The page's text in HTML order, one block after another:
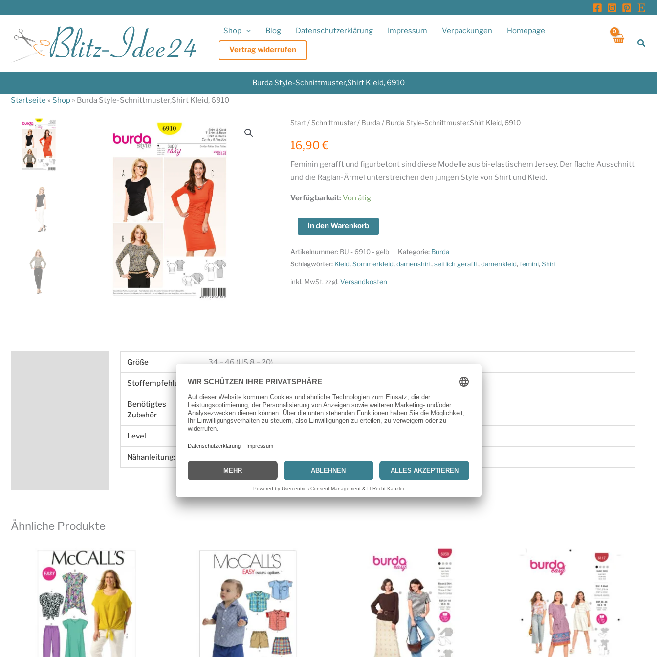
springen
Shop Blog Datenschutzerklärung Impressum Verpackungen Homepage
Vertrag widerrufen
Burda Style-Schnittmuster,Shirt Kleid, 6910
Startseite » Shop » Burda Style-Schnittmuster,Shirt Kleid, 6910
Start/ Schnittmuster/ Burda / Burda Style-Schnittmuster,Shirt Kleid, 6910
16,90€
Feminin gerafft und figurbetont sind diese Modelle aus bi-elastischem Jersey. Der flache Ausschnitt
und die Raglan-Ärmel unterstreichen den jungen Style von Shirt und Kleid.
Verfügbarkeit: Vorrätig
Burda
Style-
Schnittmuster,Shirt
Kleid,
In den Warenkorb
Artikelnummer: BU - 6910 - gelb Kategorie: Burda
Schlagwörter: Kleid,Sommerkleid,damenshirt,seitlich gerafft,damenkleid,femini,Shirt
inkl. MwSt. zzgl. Versandkosten
Größe 34 – 46 (US 8 – 20)
Stoffempfehlung Nur bi-elastischer Jersey
Benötigtes
Zubehör
siehe Foto
Level
Nähanleitung:
Ähnliche Produkte